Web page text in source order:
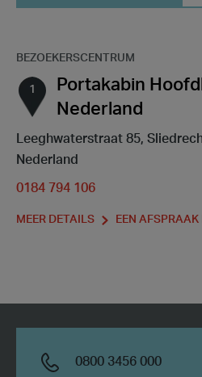
1
BEZOEKERSCENTRUM
1
Portakabin
Nederland
Leeghwaterstraat 85,
Nederland
0184 794 106
MEER DETAILS EEN AFSPRAAK
0800 3456 000